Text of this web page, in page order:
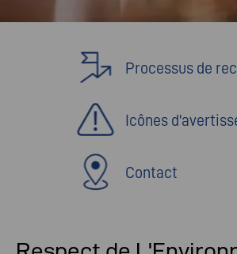
Processus de
Icônes
Contact